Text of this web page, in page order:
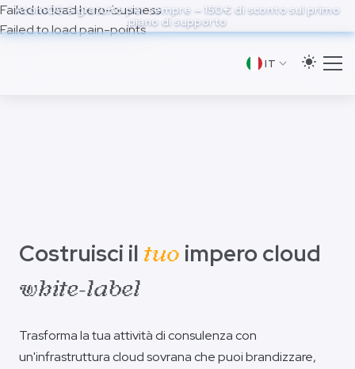
to
main
AtomOS è gratuito per sempre — 150€ di sconto sul primo
piano di supporto
IT
Failed to load hero-business
Failed to load pain-points
Costruisci il tuo impero cloud
white-label
Trasforma la tua attività di consulenza con
un'infrastruttura cloud sovrana che puoi brandizzare,